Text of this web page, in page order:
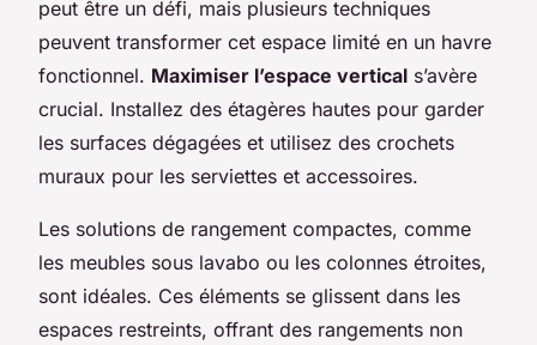
peut être un défi, mais plusieurs techniques
peuvent transformer cet espace limité en un havre
fonctionnel. Maximiser l’espace vertical s’avère
crucial. Installez des étagères hautes pour garder
les surfaces dégagées et utilisez des crochets
muraux pour les serviettes et accessoires.
Les solutions de rangement compactes, comme
les meubles sous lavabo ou les colonnes étroites,
sont idéales. Ces éléments se glissent dans les
espaces restreints, offrant des rangements non